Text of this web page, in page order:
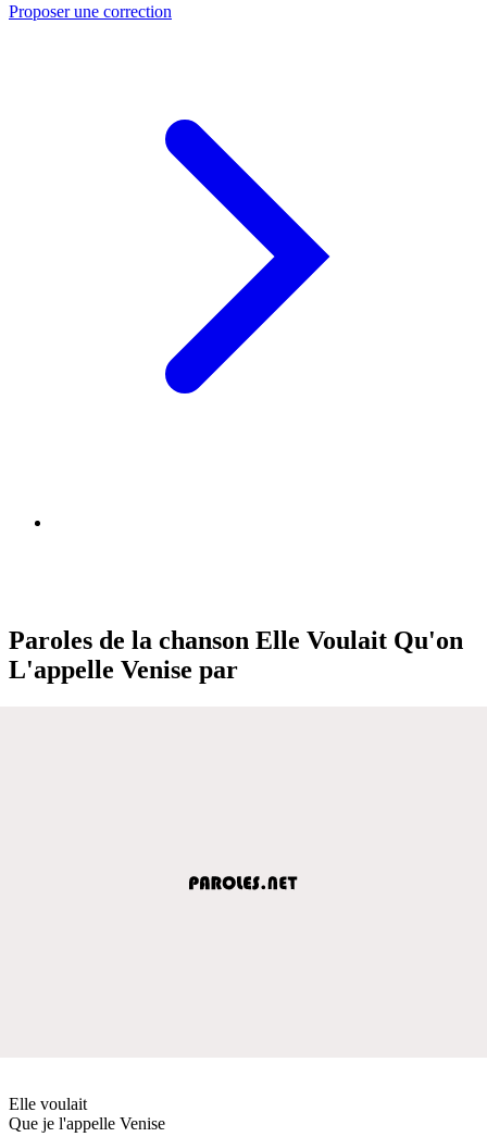
Proposer une correction
Paroles de la chanson Elle Voulait Qu'on
L'appelle Venise par
Elle voulait
Que je l'appelle Venise